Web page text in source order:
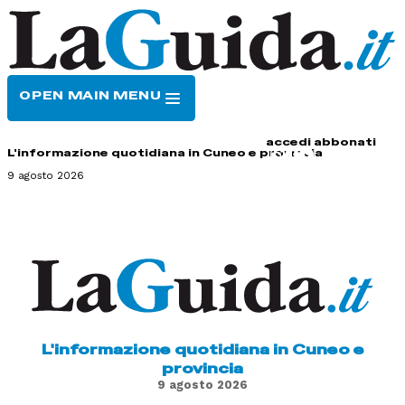
OPEN MAIN MENU
accedi abbonati
L'informazione quotidiana in Cuneo e provincia
9 agosto 2026
L'informazione quotidiana in Cuneo e
provincia
9 agosto 2026